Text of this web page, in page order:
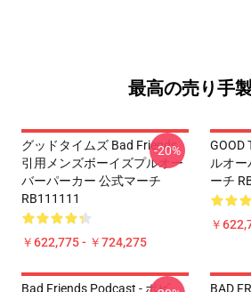
最高の売り手
グッドタイムズ Bad Friends
引用メンズボーイズプルオー
バーパーカー 公式マーチ
RB111111
￥622,775 - ￥724,275
-20%
GOOD
ルオ
ーチ
￥
Bad Friends Podcast - ボビ
BAD